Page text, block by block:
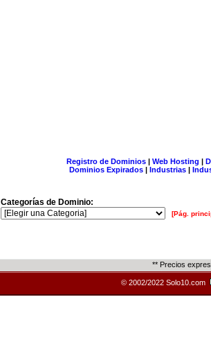
Registro de Dominios| Web Hosting |
Dominios Expirados | Industrias |
Categorías de Dominio:
[Pág.
** Precios
© 2002/2022 Solo10.com